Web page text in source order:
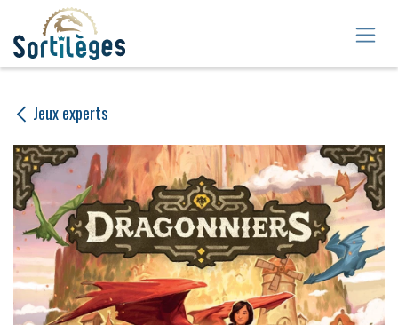
Se rendre au contenu
Jeux experts